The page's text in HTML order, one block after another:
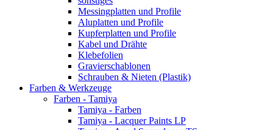
Messingplatten und Profile
Aluplatten und Profile
Kupferplatten und Profile
Kabel und Drähte
Klebefolien
Gravierschablonen
Schrauben & Nieten (Plastik)
Farben & Werkzeuge
Farben - Tamiya
Tamiya - Farben
Tamiya - Lacquer Paints LP